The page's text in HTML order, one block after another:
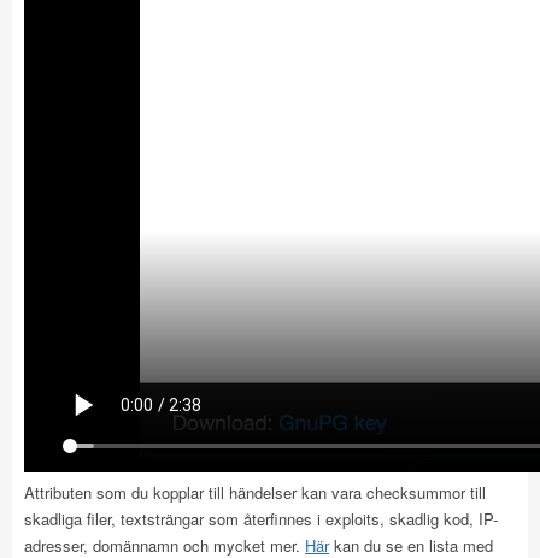
Attributen som du kopplar till händelser kan vara checksummor till
skadliga filer, textsträngar som återfinnes i exploits, skadlig kod, IP-
adresser, domännamn och mycket mer. Härkan du se en lista med